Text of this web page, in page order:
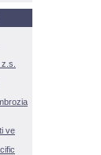
ve